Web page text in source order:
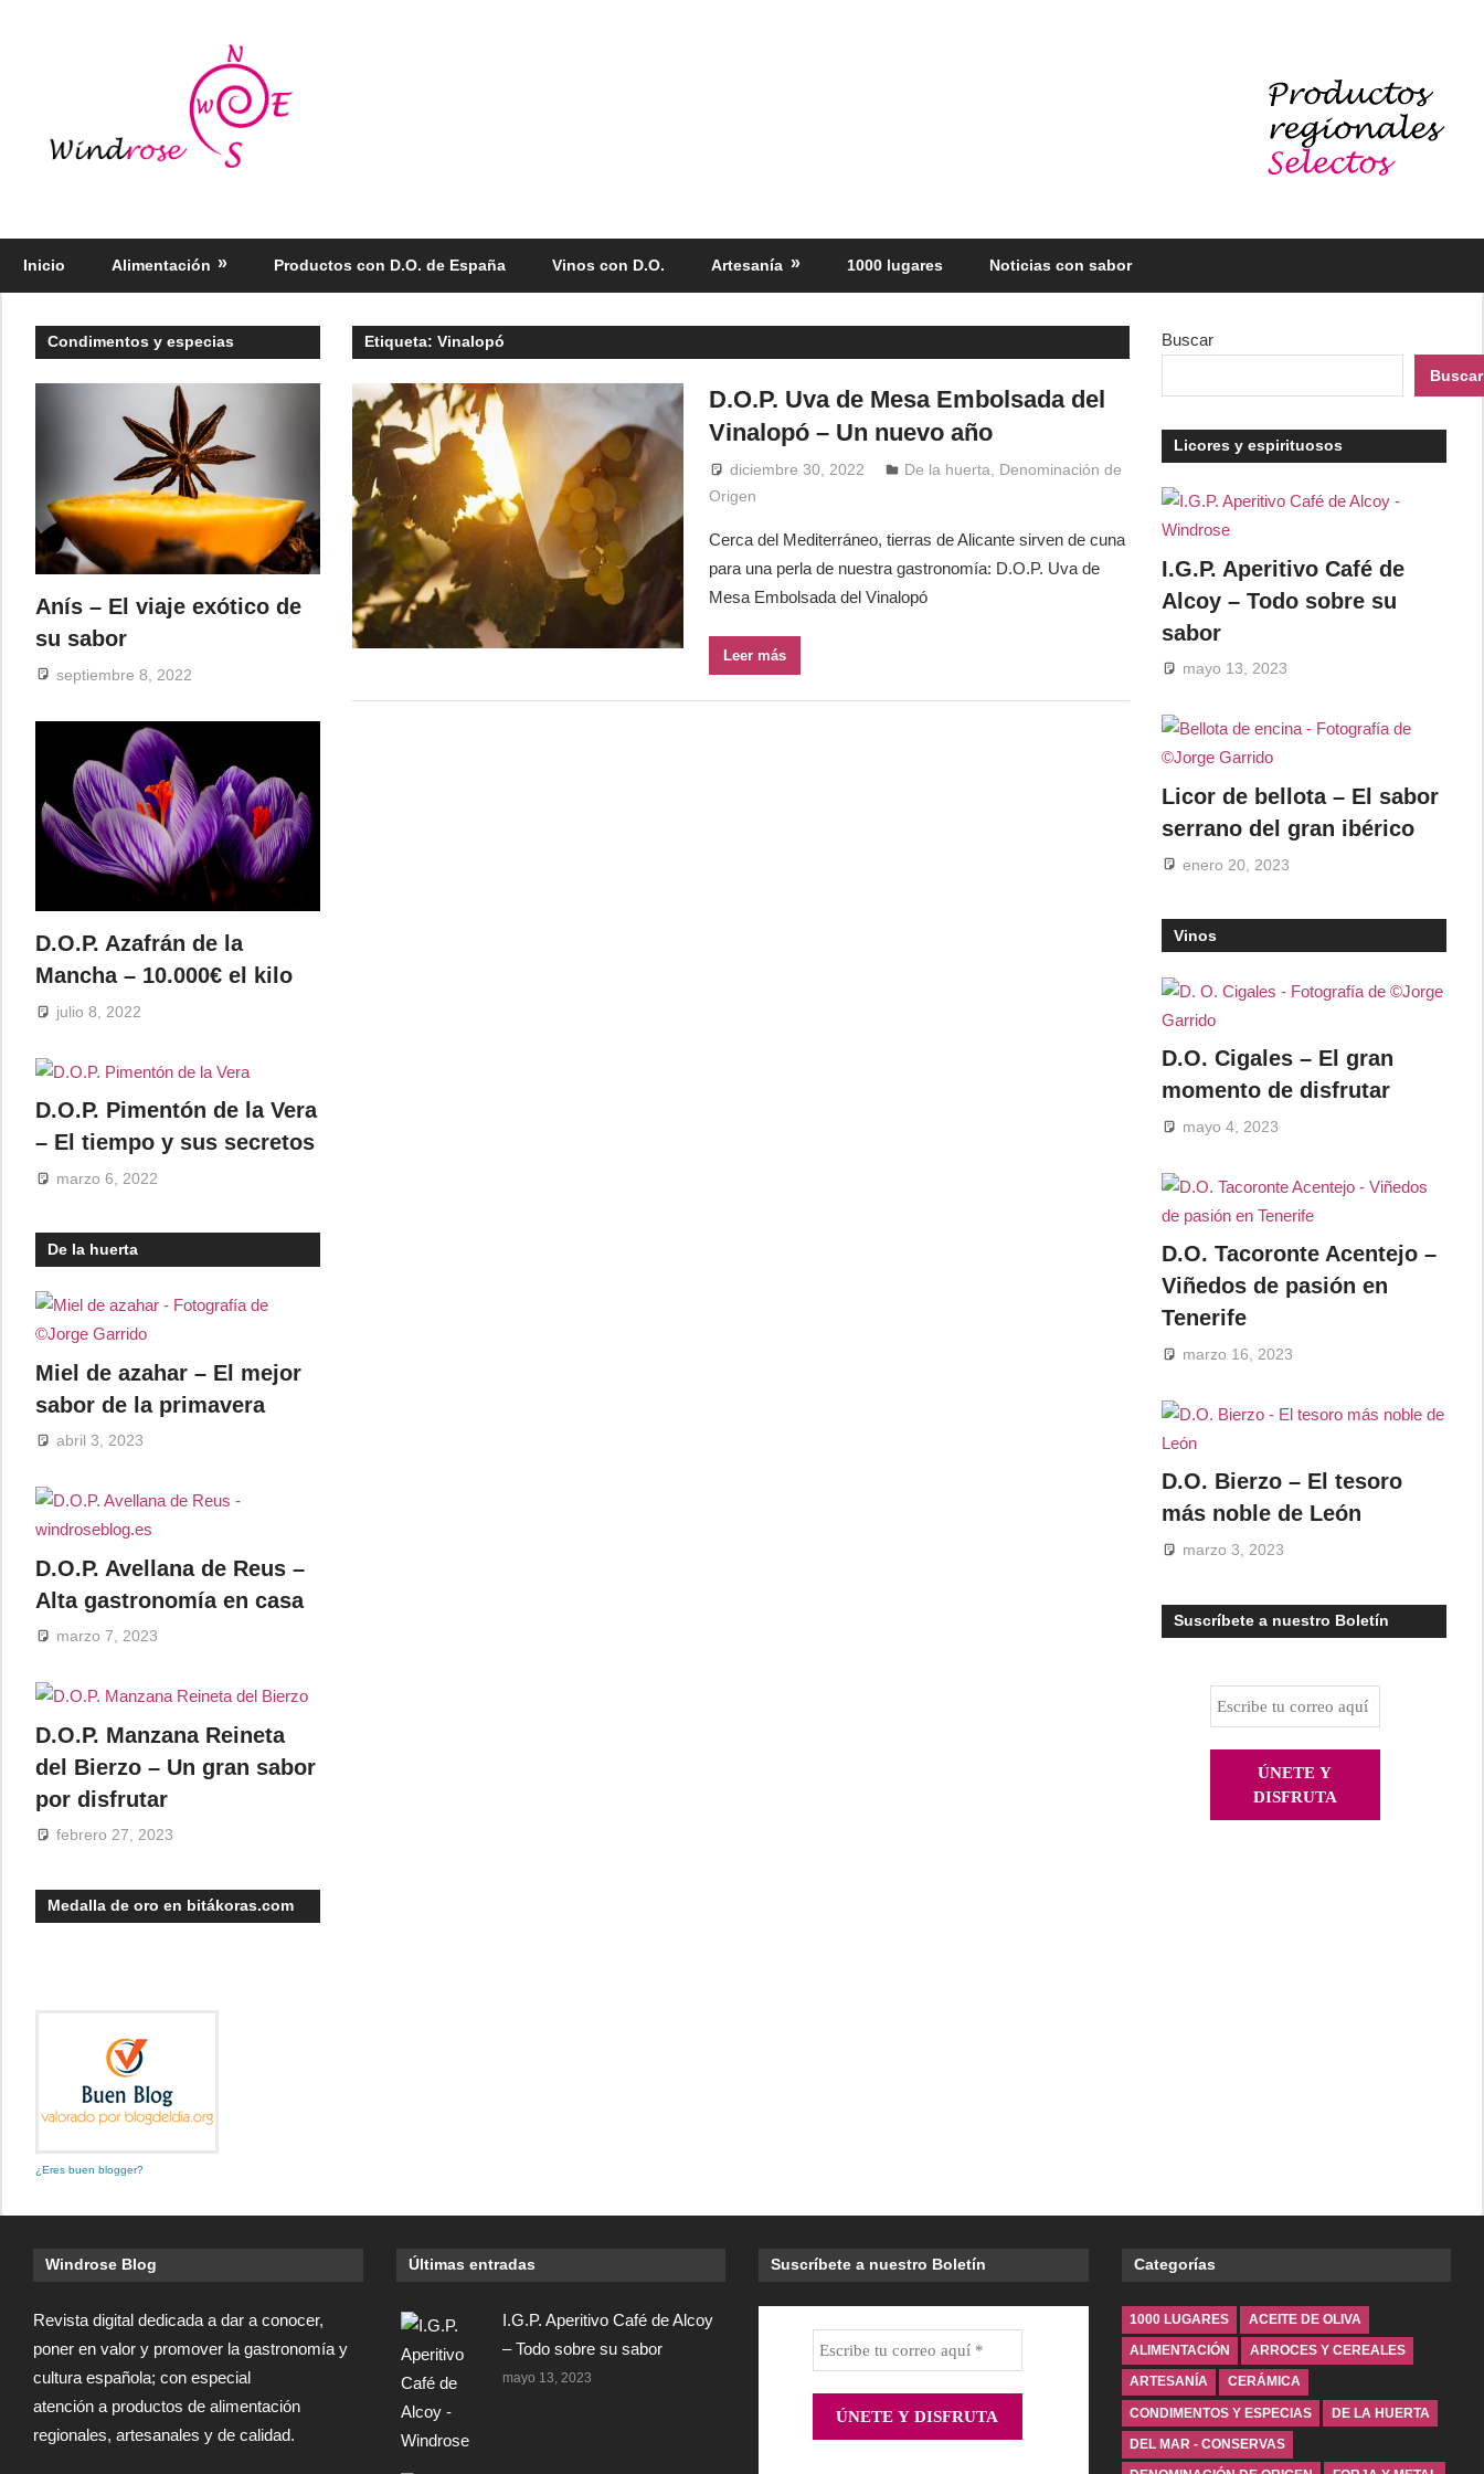
Inicio Alimentación Productos con D.O. de España Vinos con D.O. Artesanía 1000 lugares Noticias con sabor
Etiqueta:Vinalopó
D.O.P. Uva de Mesa Embolsada del
Vinalopó – Un nuevo año
diciembre 30, 2022 Windrose
De la huerta
Denominación de
Origen
Cerca del Mediterráneo, tierras de Alicante sirven de cuna
para una perla de nuestra gastronomía: D.O.P. Uva de
Mesa Embolsada del Vinalopó
Leer más
Condimentos y especias
Anís – El viaje exótico de
su sabor
septiembre 8, 2022
D.O.P. Azafrán de la
Mancha – 10.000€ el kilo
julio 8, 2022
D.O.P. Pimentón de la Vera
– El tiempo y sus secretos
marzo 6, 2022
De la huerta
Miel de azahar – El mejor
sabor de la primavera
abril 3, 2023
D.O.P. Avellana de Reus –
Alta gastronomía en casa
marzo 7, 2023
D.O.P. Manzana Reineta
del Bierzo – Un gran sabor
por disfrutar
febrero 27, 2023
Medalla de oro en bitákoras.com
¿Eres buen blogger?
Buscar
Buscar
Licores y espirituosos
I.G.P. Aperitivo Café de
Alcoy – Todo sobre su
sabor
mayo 13, 2023
Licor de bellota – El sabor
serrano del gran ibérico
enero 20, 2023
Vinos
D.O. Cigales – El gran
momento de disfrutar
mayo 4, 2023
D.O. Tacoronte Acentejo –
Viñedos de pasión en
Tenerife
marzo 16, 2023
D.O. Bierzo – El tesoro
más noble de León
marzo 3, 2023
Suscríbete a nuestro Boletín
Windrose Blog
Revista digital dedicada a dar a conocer,
poner en valor y promover la gastronomía y
cultura española; con especial
atención a productos de alimentación
regionales, artesanales y de calidad.
Últimas entradas
I.G.P. Aperitivo Café de Alcoy
– Todo sobre su sabor
mayo 13, 2023
Suscríbete a nuestro Boletín Categorías
1000 LUGARES ACEITE DE OLIVA
ALIMENTACIÓN ARROCES Y CEREALES
ARTESANÍA CERÁMICA
CONDIMENTOS Y ESPECIAS DE LA HUERTA
DEL MAR - CONSERVAS